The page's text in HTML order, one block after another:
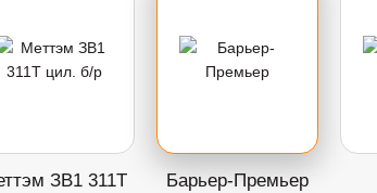
ЗВ1 311Т
Барьер-Премьер